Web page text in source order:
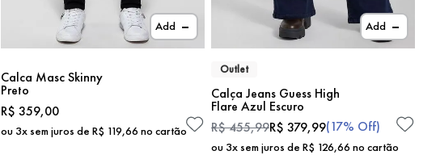
Add
Calca Masc Skinny
Preto
R$ 359,00
ou 3x sem juros de R$ 119,66 no cartão
Add
Outlet
Calça Jeans Guess High
Flare Azul Escuro
R$455,99R$ 379,99(17% Off)
ou 3x sem juros de R$ 126,66 no cartão